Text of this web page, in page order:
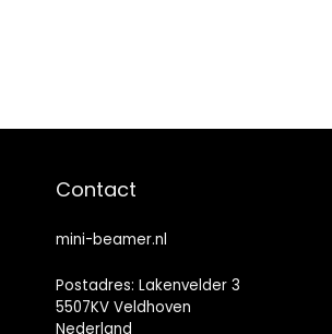
Contact
mini-beamer.nl
Postadres: Lakenvelder 3
5507KV Veldhoven
Nederland